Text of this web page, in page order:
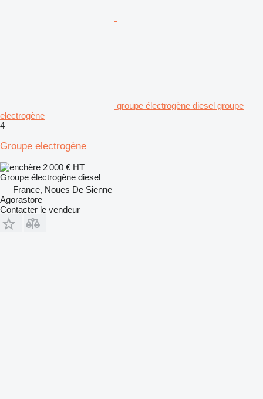
groupe électrogène diesel groupe
electrogène
4
Groupe electrogène
2 000 € HT
Groupe électrogène diesel
France, Noues De Sienne
Agorastore
Contacter le vendeur